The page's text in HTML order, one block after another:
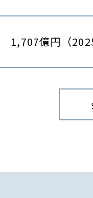
1,707億円（